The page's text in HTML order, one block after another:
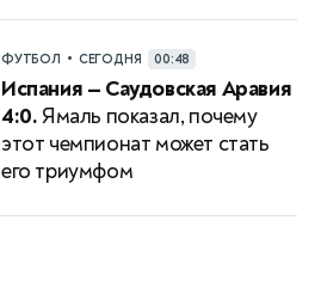
ФУТБОЛ • СЕГОДНЯ 00:48
Испания — Саудовская Аравия
4:0.Ямаль показал, почему
этот чемпионат может стать
его триумфом